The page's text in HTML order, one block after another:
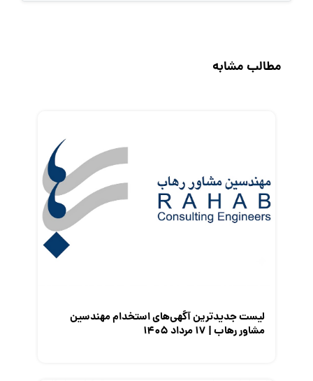
رزومه
گزارش‌های آماری
مصاحبه شغلی
معرفی شرکت ها
مطالب مشابه
لیست جدیدترین آگهی‌های استخدام مهندسین
مشاور رهاب | ۱۷ مرداد ۱۴۰۵